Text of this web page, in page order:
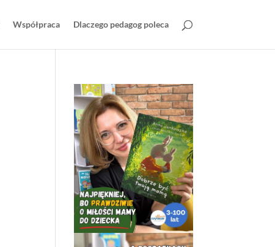
Współpraca Dlaczego pedagog poleca